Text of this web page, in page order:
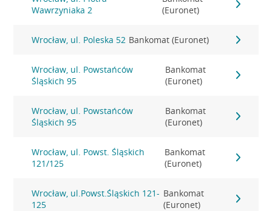
Wawrzyniaka 2
(Euronet)
Wrocław, ul. Poleska 52 Bankomat (Euronet)
Wrocław, ul. Powstańców
Śląskich 95
Bankomat
(Euronet)
Wrocław, ul. Powstańców
Śląskich 95
Bankomat
(Euronet)
Wrocław, ul. Powst. Śląskich
121/125
Bankomat
(Euronet)
Wrocław, ul.Powst.Śląskich 121-
125
Bankomat
(Euronet)